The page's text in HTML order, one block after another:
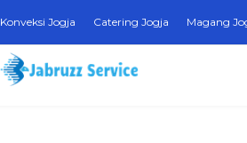
Konveksi Jogja Catering Jogja Magang